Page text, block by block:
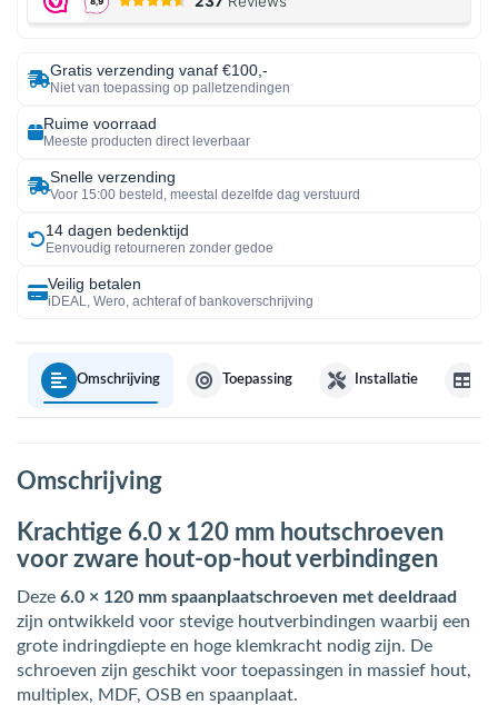
Gratis verzending vanaf €100,-
Niet van toepassing op palletzendingen
Ruime voorraad
Meeste producten direct leverbaar
Snelle verzending
Voor 15:00 besteld, meestal dezelfde dag verstuurd
14 dagen bedenktijd
Eenvoudig retourneren zonder gedoe
Veilig betalen
iDEAL, Wero, achteraf of bankoverschrijving
Omschrijving Toepassing Installatie
Omschrijving
Krachtige 6.0 x 120 mm houtschroeven
voor zware hout-op-hout verbindingen
Deze 6.0 × 120 mm spaanplaatschroeven met deeldraad
zijn ontwikkeld voor stevige houtverbindingen waarbij een
grote indringdiepte en hoge klemkracht nodig zijn. De
schroeven zijn geschikt voor toepassingen in massief hout,
multiplex, MDF, OSB en spaanplaat.